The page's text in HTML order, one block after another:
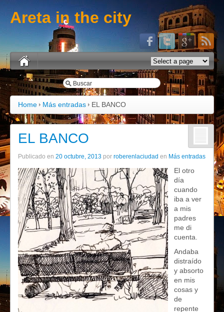
Areta in the city
Home Más entradas EL BANCO
EL BANCO
Publicado en 20 octubre, 2013 por roberenlaciudad en Más entradas
El otro
día
cuando
iba a ver
a mis
padres
me di
cuenta.
Andaba
distraído
y absorto
en mis
cosas y
de
repente